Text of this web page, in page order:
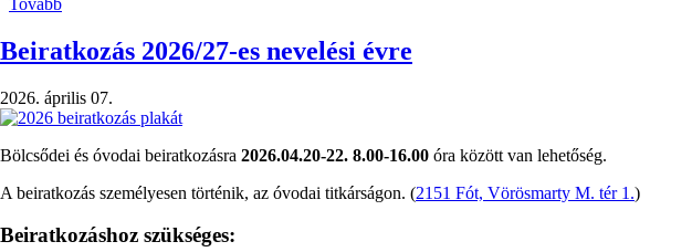
Tovább
2026)
Beiratkozás 2026/27-es nevelési évre
2026. április 07.
Bölcsődei és óvodai beiratkozásra 2026.04.20-22. 8.00-16.00 óra között van lehetőség.
A beiratkozás személyesen történik, az óvodai titkárságon. (2151 Fót, Vörösmarty M. tér 1.)
Beiratkozáshoz szükséges: